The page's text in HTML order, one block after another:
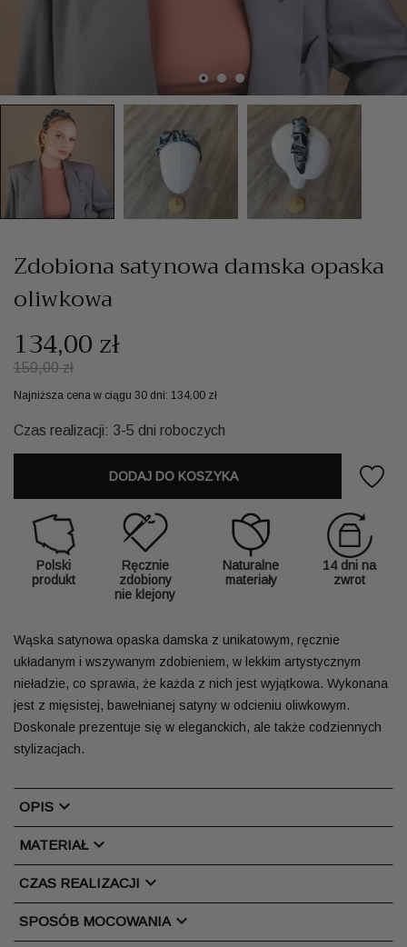
Zdobiona satynowa damska opaska
oliwkowa
134,00 zł
159,00 zł
Najniższa cena w ciągu 30 dni: 134,00 zł
Czas realizacji: 3-5 dni roboczych
DODAJ DO KOSZYKA
Polski
produkt
Ręcznie
zdobiony
nie klejony
Naturalne
materiały
14 dni na
zwrot
Wąska satynowa opaska damska z unikatowym, ręcznie
układanym i wszywanym zdobieniem, w lekkim artystycznym
nieładzie, co sprawia, że każda z nich jest wyjątkowa. Wykonana
jest z mięsistej, bawełnianej satyny w odcieniu oliwkowym.
Doskonale prezentuje się w eleganckich, ale także codziennych
stylizacjach.
OPIS chevron_right
MATERIAŁchevron_right
CZAS REALIZACJI chevron_right
SPOSÓB MOCOWANIAchevron_right